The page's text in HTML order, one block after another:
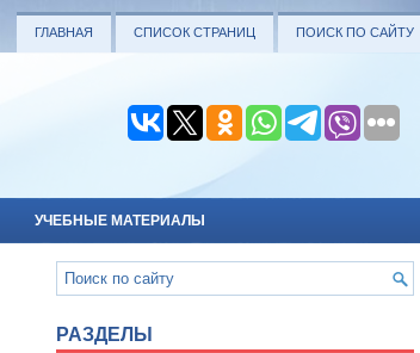
ГЛАВНАЯ СПИСОК СТРАНИЦ ПОИСК ПО САЙТУ
УЧЕБНЫЕ МАТЕРИАЛЫ
РАЗДЕЛЫ